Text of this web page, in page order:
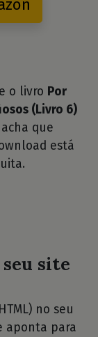
o livro Por
(Livro 6)
que
está
site
no seu
aponta para